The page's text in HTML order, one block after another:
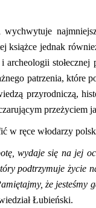
książce jednak
patrzenia, które
przyrodniczą,
w ręce włodarzy
wydaje się na jej
podtrzymuje życie
że
Łubieński.